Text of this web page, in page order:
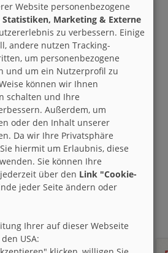
weniger)
Website personenbezogene
Statistiken, Marketing & Externe
zu verbessern. Einige
andere nutzen Tracking-
um personenbezogene
und um ein Nutzerprofil zu
können wir Ihnen
schalten und Ihre
Außerdem, um
oder den Inhalt unserer
Da wir Ihre Privatsphäre
hiermit um Erlaubnis, diese
Sie können Ihre
über den Link "Cookie-
jeder Seite ändern oder
Ihrer auf dieser Webseite
USA: